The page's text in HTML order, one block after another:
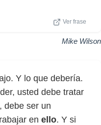
Ver frase
Mike Wilson
Y lo que debería.
usted debe tratar
debe ser un
en ello. Y si